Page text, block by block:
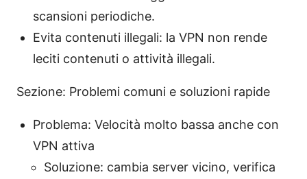
scansioni periodiche.
Evita contenuti illegali: la VPN non rende
leciti contenuti o attività illegali.
Sezione: Problemi comuni e soluzioni rapide
Problema: Velocità molto bassa anche con
VPN attiva
Soluzione: cambia server vicino, verifica